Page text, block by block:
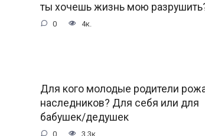
ты хочешь жизнь мою
0 4к.
Для кого молодые родители
наследников? Для себя или для
бабушек/дедушек
0 3.3к.